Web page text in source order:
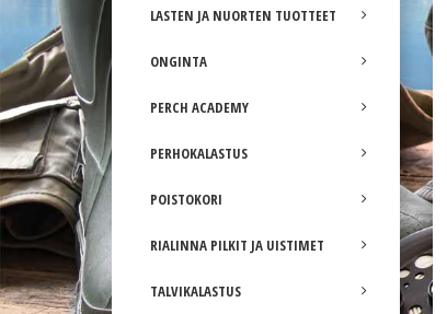
LASTEN JA NUORTEN TUOTTEET
ONGINTA
PERCH ACADEMY
PERHOKALASTUS
POISTOKORI
RIALINNA PILKIT JA UISTIMET
TALVIKALASTUS
Kuusamo Räsänen Helmi väri C